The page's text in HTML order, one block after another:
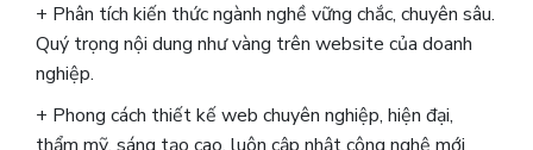
+ Phân tích kiến thức ngành nghề vững chắc, chuyên sâu.
Quý trọng nội dung như vàng trên website của doanh
nghiệp.
+ Phong cách thiết kế web chuyên nghiệp, hiện đại,